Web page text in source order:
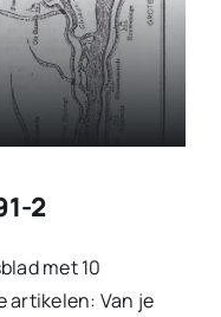
2
met 10
artikelen: Van je